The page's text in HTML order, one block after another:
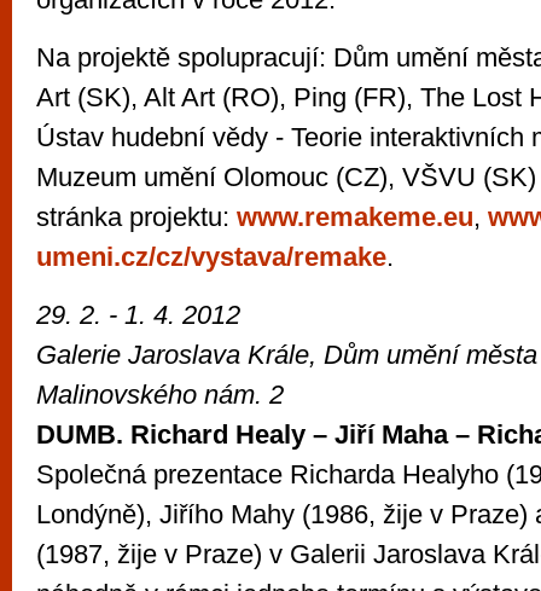
Na projektě spolupracují: Dům umění
Art (SK), Alt Art (RO), Ping (FR), The Lost
Ústav hudební vědy - Teorie interaktivních
Muzeum umění Olomouc (CZ), VŠVU
stránka projektu: www.remakeme.eu,
umeni.cz/cz/vystava/remake.
29. 2. - 1. 4. 2012
Galerie Jaroslava Krále, Dům umění
Malinovského nám. 2
DUMB. Richard Healy – Jiří Maha –
Společná prezentace Richarda Healyho
Londýně), Jiřího Mahy (1986, žije v Praze)
(1987, žije v Praze) v Galerii Jaroslava